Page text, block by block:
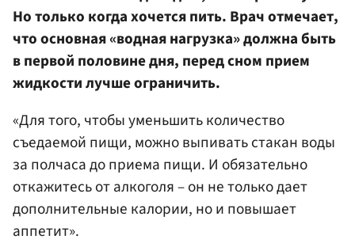
Но только когда хочется пить. Врач отмечает,
что основная «водная нагрузка» должна быть
в первой половине дня, перед сном прием
жидкости лучше ограничить.
«Для того, чтобы уменьшить количество
съедаемой пищи, можно выпивать стакан воды
за полчаса до приема пищи. И обязательно
откажитесь от алкоголя – он не только дает
дополнительные калории, но и повышает
аппетит».